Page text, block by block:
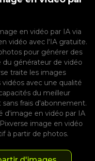
en vidéo par IA via
vidéo avec l'IA gratuite.
pour générer des
générateur de vidéo
traite les images
avec une qualité
du meilleur
frais d'abonnement.
d'image en vidéo par IA
image en vidéo
à partir de photos.